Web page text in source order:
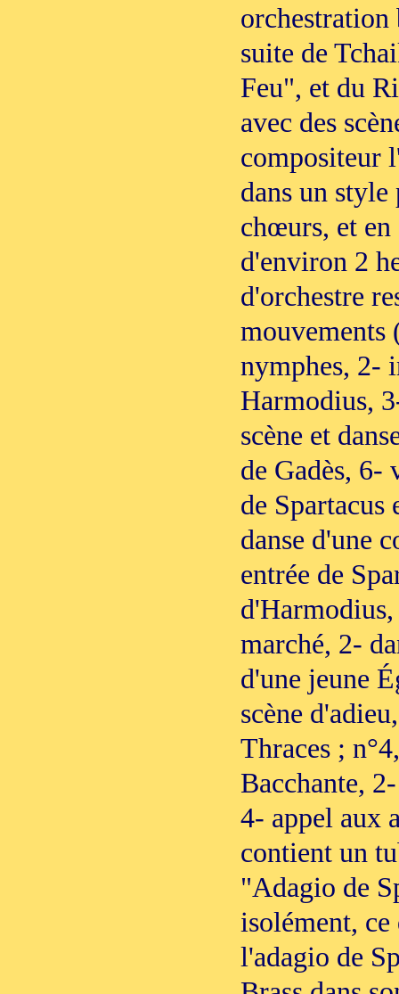
suite de
Feu", et du
avec des
compositeur
dans un
chœurs, et en
d'environ 2
d'orchestre
mouvements
nymphes, 2-
Harmodius,
scène et
de Gadès, 6-
de Spartacus
danse d'une
entrée de
d'Harmodius,
marché, 2-
d'une jeune
scène
Thraces ;
Bacchante,
4- appel aux
contient un
"Adagio de
isolément,
l'adagio de